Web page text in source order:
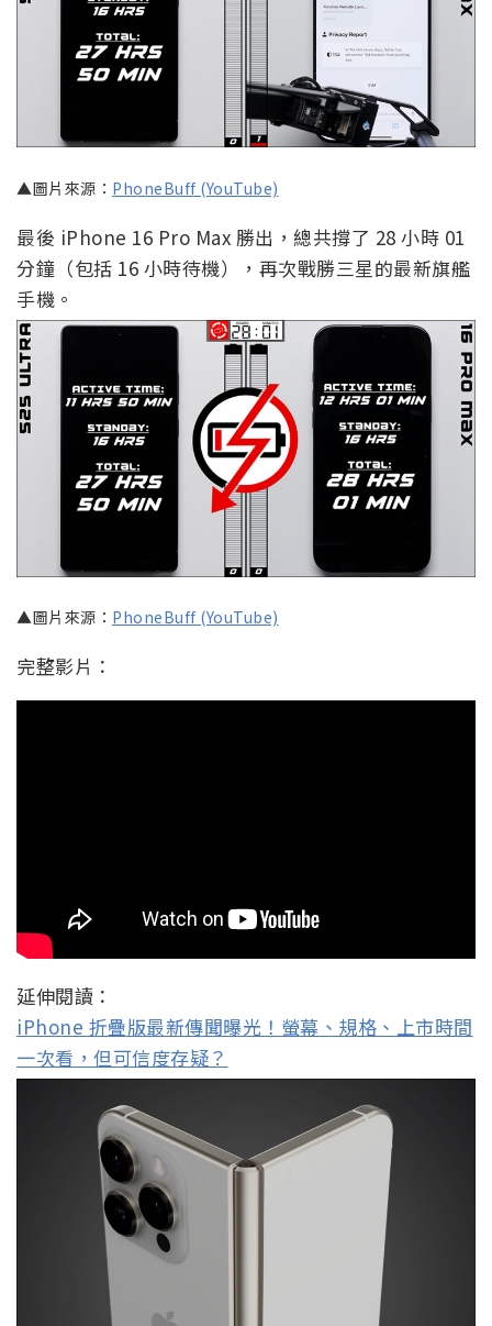
▲圖片來源： PhoneBuff (YouTube)
最後 iPhone 16 Pro Max 勝出，總共撐了 28 小時 01
分鐘（包括 16 小時待機），再次戰勝三星的最新旗艦
手機。
▲圖片來源： PhoneBuff (YouTube)
完整影片：
延伸閱讀：
iPhone 折疊版最新傳聞曝光！螢幕、規格、上市時間
一次看，但可信度存疑？